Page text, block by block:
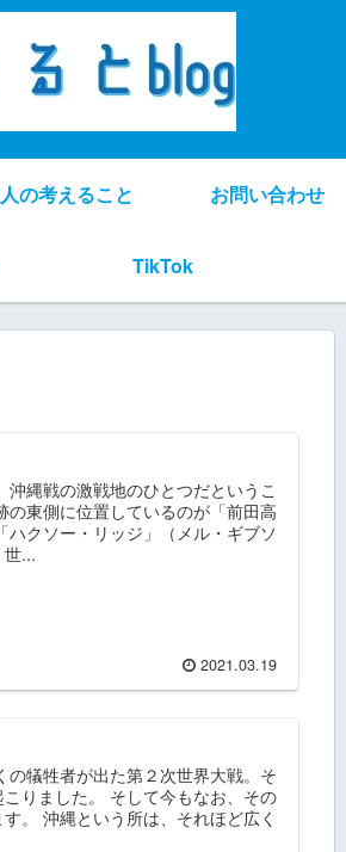
の考えること お問い合わせ
TikTok
縄戦の激戦地のひとつだというこ
東側に位置しているのが「前田高
クソー・リッジ」（メル・ギブソ
...
2021.03.19
犠牲者が出た第２次世界大戦。そ
りました。 そして今もなお、その
。 沖縄という所は、それほど広く